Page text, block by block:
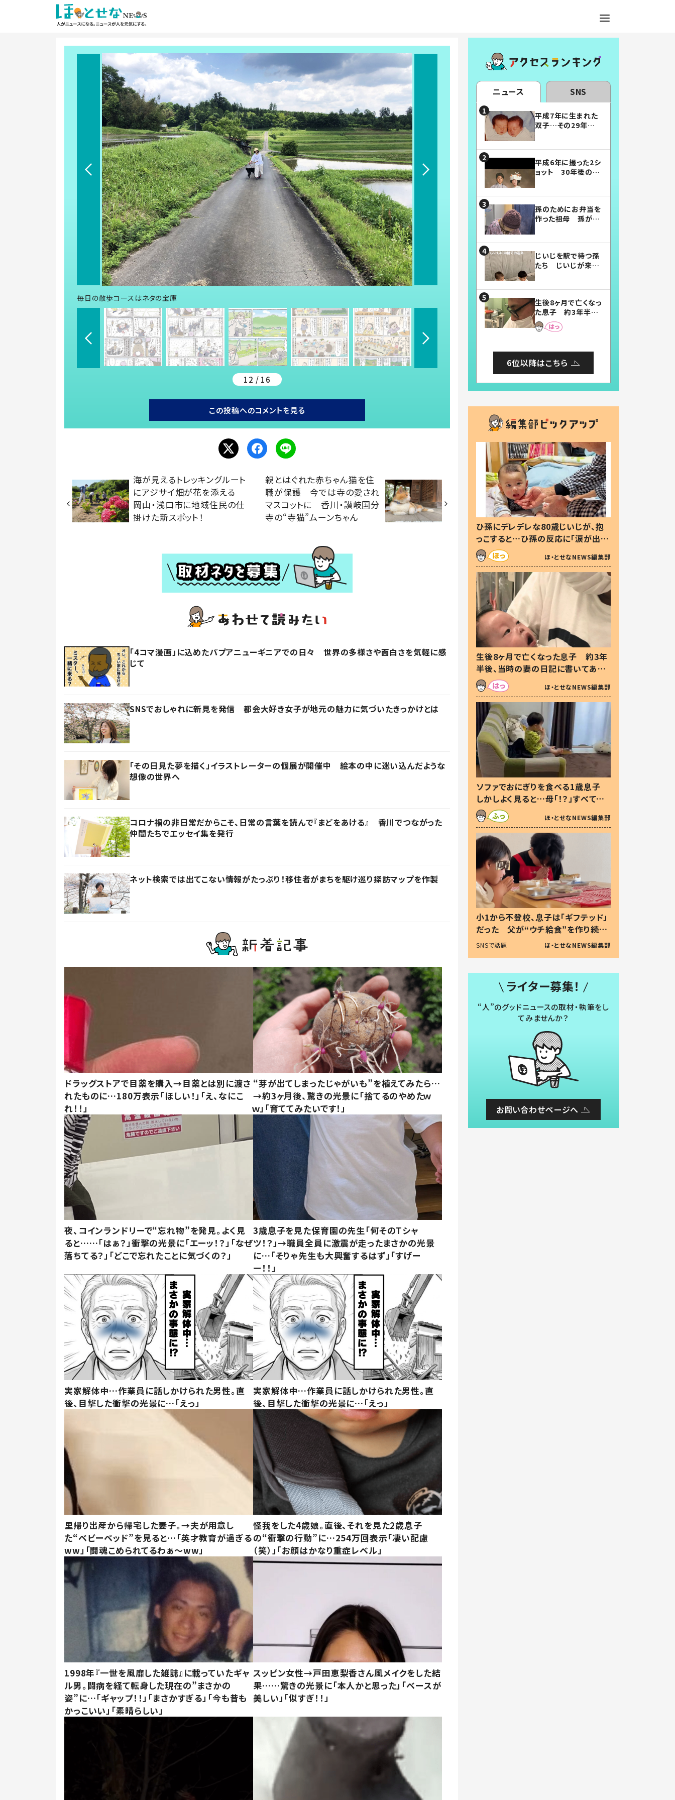
毎日の散歩コースはネタの宝庫
12 / 16
この投稿へのコメントを見る
海が見えるトレッキングルート
にアジサイ畑が花を添える
岡山・浅口市に地域住民の仕
掛けた新スポット！
親とはぐれた赤ちゃん猫を住
職が保護 今では寺の愛され
マスコットに 香川・讃岐国分
寺の“寺猫”ムーンちゃん
「4コマ漫画」に込めたパプアニューギニアでの日々 世界の多様さや面白さを気軽に感
じて
SNSでおしゃれに新見を発信 都会大好き女子が地元の魅力に気づいたきっかけとは
「その日見た夢を描く」イラストレーターの個展が開催中 絵本の中に迷い込んだような
想像の世界へ
コロナ禍の非日常だからこそ、日常の言葉を読んで『まどをあける』 香川でつながった
仲間たちでエッセイ集を発行
ネット検索では出てこない情報がたっぷり！移住者がまちを駆け巡り探訪マップを作製
ドラッグストアで目薬を購入→目薬とは別に渡さ
れたものに…180万表示「ほしい！」「え、なにこ
れ！！」
“芽が出てしまったじゃがいも”を植えてみたら…
→約3ヶ月後、驚きの光景に「捨てるのやめたｗ
ｗ」「育ててみたいです！」
夜、コインランドリーで“忘れ物”を発見。よく見
ると……「はぁ？」衝撃の光景に「エーッ！？」「なぜ
落ちてる？」「どこで忘れたことに気づくの？」
3歳息子を見た保育園の先生「何そのTシャ
ツ！？」→職員全員に激震が走ったまさかの光景
に…「そりゃ先生も大興奮するはず」「すげー
ー！！」
実家解体中…作業員に話しかけられた男性。直
後、目撃した衝撃の光景に…「えっ」
実家解体中…作業員に話しかけられた男性。直
後、目撃した衝撃の光景に…「えっ」
里帰り出産から帰宅した妻子。→夫が用意し
た“ベビーベッド”を見ると…「英才教育が過ぎる
ww」「闘魂こめられてるわぁ～ww」
怪我をした4歳娘。直後、それを見た2歳息子
の“衝撃の行動”に…254万回表示「凄い配慮
（笑）」「お顔はかなり重症レベル」
1998年『一世を風靡した雑誌』に載っていたギャ
ル男。闘病を経て転身した現在の”まさかの
姿”に…「ギャップ！！」「まさかすぎる」「今も昔も
かっこいい」「素晴らしい」
スッピン女性→戸田恵梨香さん風メイクをした結
果……驚きの光景に「本人かと思った」「ベースが
美しい」「似すぎ！！」
ニュース SNS
平成7年に生まれた
双子…その29年後
平成6年に撮った2シ
ョット 30年後の姿
孫のためにお弁当を
作った祖母 孫が絶
じいじを駅で待つ孫
たち じいじが来た
まらない」「幸せにな
れる」
生後8ヶ月で亡くなっ
た息子 約3年半
後、当時の妻の日記
に書いてあった本音
6位以降はこちら
ひ孫にデレデレな80歳じいじが、抱
っこすると…ひ孫の反応に「涙が出ま
した」「可愛くて仕方ない」
ほ・とせなNEWS編集部
生後8ヶ月で亡くなった息子 約3年
半後、当時の妻の日記に書いてあっ
た本音とは
ほ・とせなNEWS編集部
ソファでおにぎりを食べる1歳息子
しかしよく見ると…母「！？」すべてを
察した母の投稿に「可愛いから許
す！」「現行犯〜」
ほ・とせなNEWS編集部
小1から不登校、息子は「ギフテッド」
だった 父が“ウチ給食”を作り続け
る理由とは #令和の親 #令和の子
SNSで話題 ほ・とせなNEWS編集部
ライター募集！
“人”のグッドニュースの取材・執筆をし
てみませんか？
お問い合わせページへ